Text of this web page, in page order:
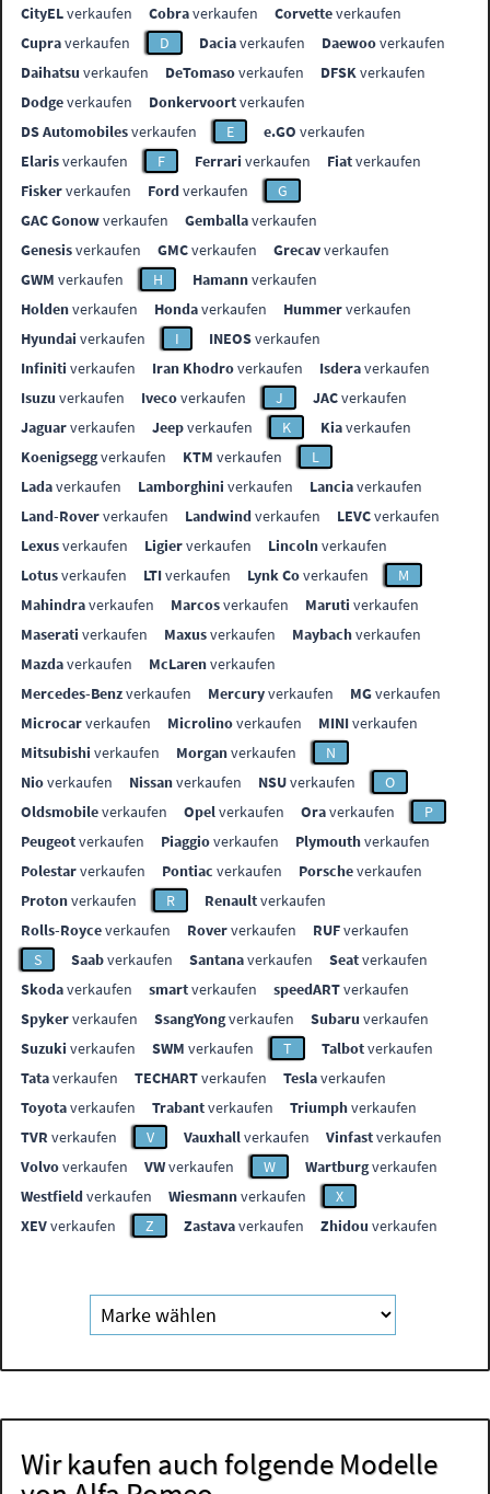
CityELverkaufen Cobraverkaufen Corvetteverkaufen
Cupraverkaufen D Daciaverkaufen Daewooverkaufen
Daihatsu verkaufen DeTomasoverkaufen DFSKverkaufen
Dodgeverkaufen Donkervoortverkaufen
DS Automobilesverkaufen E e.GO verkaufen
Elarisverkaufen F Ferrari verkaufen Fiatverkaufen
Fiskerverkaufen Fordverkaufen
G
GAC Gonowverkaufen Gemballaverkaufen
Genesisverkaufen GMCverkaufen Grecavverkaufen
GWM verkaufen H Hamannverkaufen
Holdenverkaufen Hondaverkaufen Hummerverkaufen
Hyundai verkaufen I INEOSverkaufen
Infiniti verkaufen Iran Khodroverkaufen Isderaverkaufen
Isuzu verkaufen Ivecoverkaufen J JACverkaufen
Jaguarverkaufen Jeepverkaufen K Kiaverkaufen
Koenigseggverkaufen KTM verkaufen
L
Ladaverkaufen Lamborghini verkaufen Lanciaverkaufen
Land-Roververkaufen Landwindverkaufen LEVCverkaufen
Lexusverkaufen Ligierverkaufen Lincolnverkaufen
Lotusverkaufen LTIverkaufen Lynk Coverkaufen
M
Mahindraverkaufen Marcosverkaufen Maruti verkaufen
Maserati verkaufen Maxusverkaufen Maybachverkaufen
Mazdaverkaufen McLarenverkaufen
Mercedes-Benzverkaufen Mercuryverkaufen MGverkaufen
Microcarverkaufen Microlinoverkaufen MINIverkaufen
Mitsubishi verkaufen Morganverkaufen
N
Nioverkaufen Nissanverkaufen NSUverkaufen
O
Oldsmobileverkaufen Opelverkaufen Oraverkaufen
P
Peugeotverkaufen Piaggioverkaufen Plymouthverkaufen
Polestarverkaufen Pontiac verkaufen Porscheverkaufen
Protonverkaufen R Renaultverkaufen
Rolls-Royceverkaufen Roververkaufen RUFverkaufen
S
Saabverkaufen Santanaverkaufen Seatverkaufen
Skodaverkaufen smartverkaufen speedARTverkaufen
Spykerverkaufen SsangYongverkaufen Subaru verkaufen
Suzuki verkaufen SWM verkaufen T Talbotverkaufen
Tataverkaufen TECHARTverkaufen Teslaverkaufen
Toyotaverkaufen Trabantverkaufen Triumphverkaufen
TVR verkaufen V Vauxhallverkaufen Vinfastverkaufen
Volvoverkaufen VWverkaufen W Wartburgverkaufen
Westfieldverkaufen Wiesmannverkaufen
X
XEVverkaufen Z Zastavaverkaufen Zhidou verkaufen
Wir kaufen auch folgende Modelle